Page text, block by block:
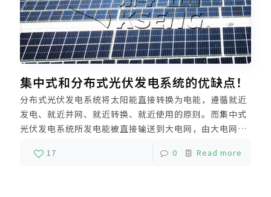
集中式和分布式光伏发电系统的优缺点！
分布式光伏发电系统将太阳能直接转换为电能，遵循就近
发电、就近并网、就近转换、就近使用的原则。而集中式
光伏发电系统所发电能被直接输送到大电网，由大电网统
一调配向用户供电，与大电网之间的电力交换是单向的。
那么，集中式和分布式光伏发电系统到底哪个更好呢？
17 0 Read more